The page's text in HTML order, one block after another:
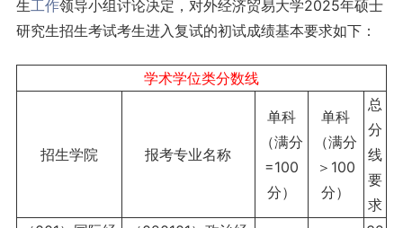
生工作领导小组讨论决定，对外经济贸易大学2025年硕士
研究生招生考试考生进入复试的初试成绩基本要求如下：
学术学位类分数线
招生学院 报考专业名称
单科
（满分
=100
分）
单科
（满分
＞100
分）
总
分
线
要
求